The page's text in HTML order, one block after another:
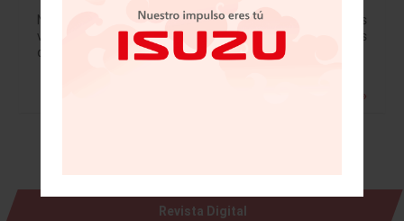
Nuevo Honda City inicia con el pie derecho con excelentes
ventas. Honda de México dio a conocer que tuvo un mes
de marzo de recuperación en su ritmo de ventas,…
Leer más »
Revista Digital